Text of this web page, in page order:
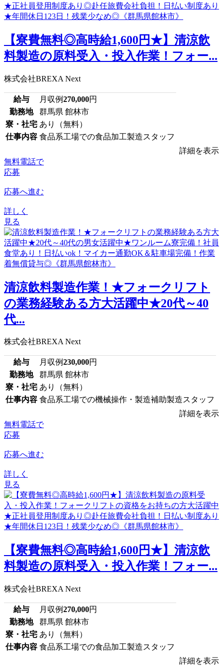
【寮費無料◎高時給1,600円★】清涼飲
料製造の原料受入・投入作業！フォー...
株式会社BREXA Next
給与 月収例270,000円
勤務地
群馬県 館林市
寮・社宅 あり（無料）
仕事内容 食品系工場での食品加工製造スタッフ
詳細を表示
無料電話で
応募
応募へ進む
詳しく
見る
清涼飲料製造作業！★フォークリフト
の業務経験ある方大活躍中★20代～40
代...
株式会社BREXA Next
給与 月収例230,000円
勤務地
群馬県 館林市
寮・社宅 あり（無料）
仕事内容 食品系工場での機械操作・製造補助製造スタッフ
詳細を表示
無料電話で
応募
応募へ進む
詳しく
見る
【寮費無料◎高時給1,600円★】清涼飲
料製造の原料受入・投入作業！フォー...
株式会社BREXA Next
給与 月収例270,000円
勤務地
群馬県 館林市
寮・社宅 あり（無料）
仕事内容 食品系工場での食品加工製造スタッフ
詳細を表示